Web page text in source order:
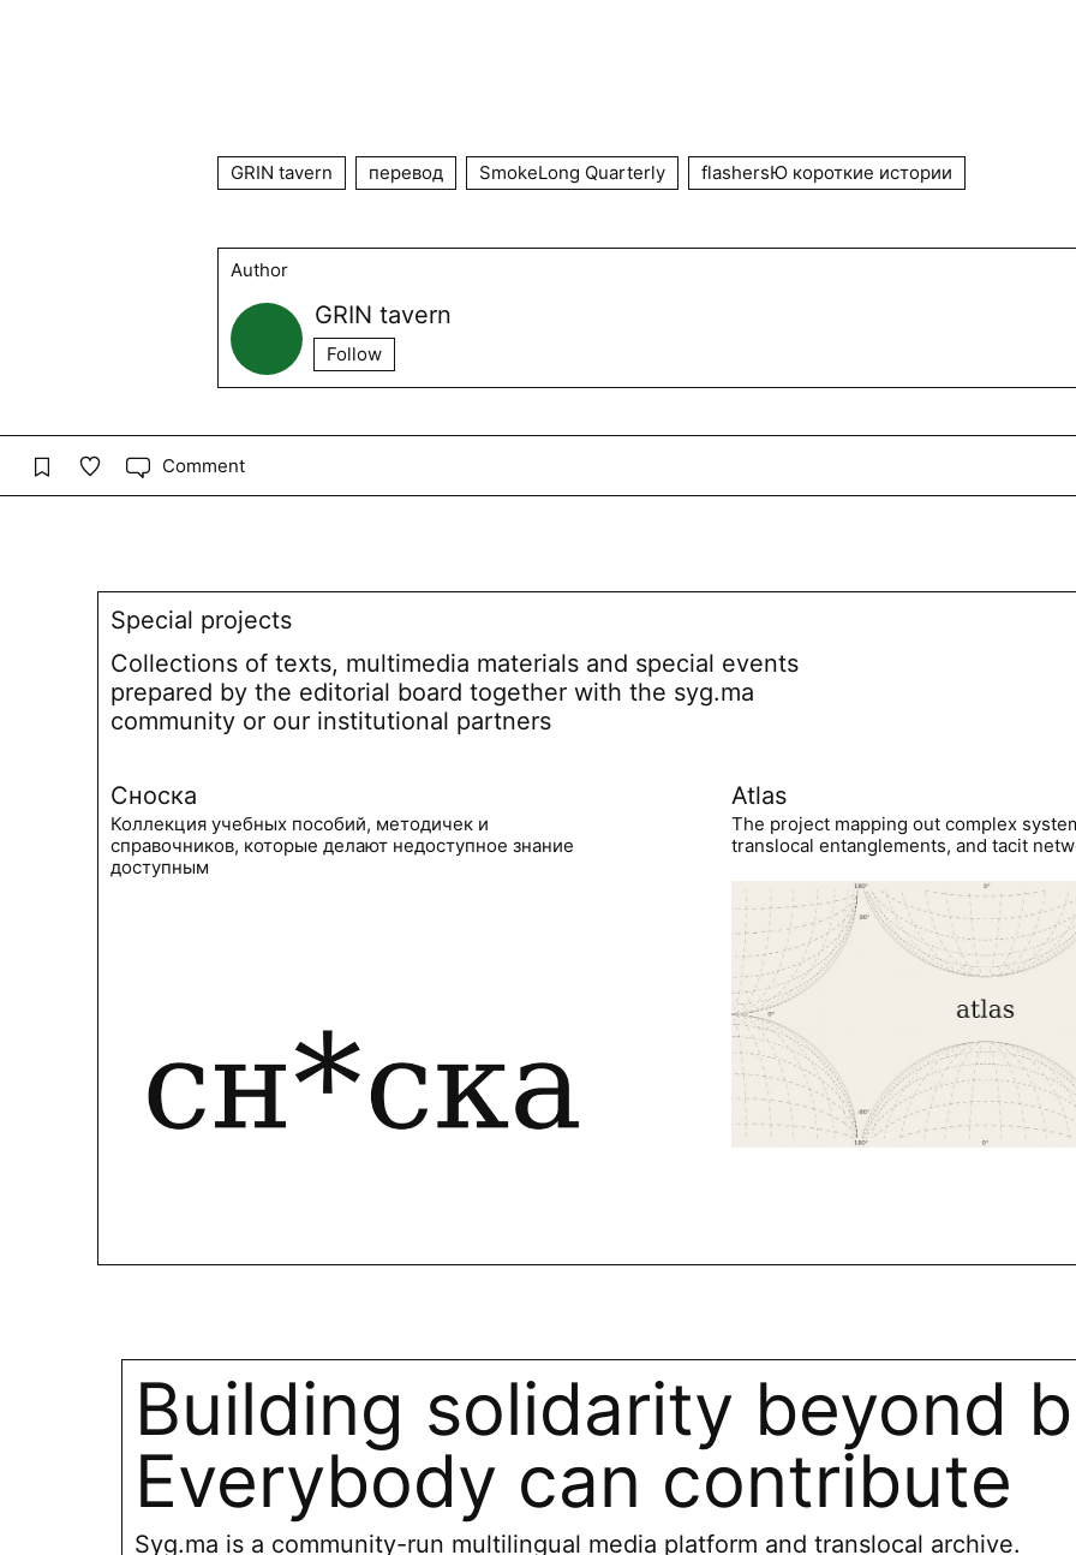
GRIN tavern перевод SmokeLong Quarterly flashersЮ короткие истории
Author
GRIN tavern
Follow
Comment
Special projects
Collections of texts, multimedia materials and special events
prepared by the editorial board together with the syg.ma
community or our institutional partners
Сноска
Коллекция учебных пособий, методичек и
справочников, которые делают недоступное знание
доступным
Atlas
The project mapping out complex
translocal entanglements, and tacit
Building solidarity beyond
Everybody can contribute
Syg.ma is a community-run multilingual media platform and translocal archive.